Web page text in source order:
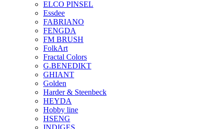
ELCO PINSEL
Essdee
FABRIANO
FENGDA
FM BRUSH
FolkArt
Fractal Colors
G.BENEDIKT
GHIANT
Golden
Harder & Steenbeck
HEYDA
Hobby line
HSENG
INDIGES